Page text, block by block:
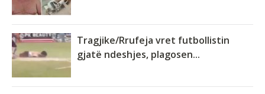
Tragjike/Rrufeja vret futbollistin
gjatë ndeshjes, plagosen...